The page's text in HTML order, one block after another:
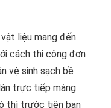
liệu mang đến
cách thi công đơn
vệ sinh sạch bề
trực tiếp màng
thì trước tiên bạn